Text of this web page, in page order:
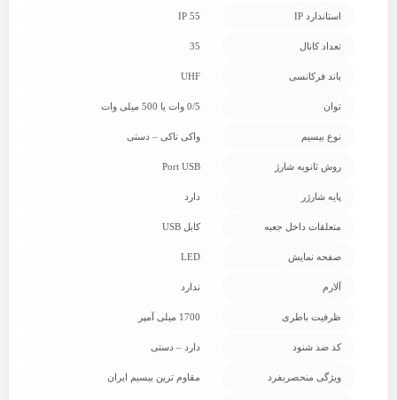
استاندارد IP IP 55
تعداد کانال 35
باند فرکانسی UHF
توان 0/5 وات یا 500 میلی وات
نوع بیسیم واکی تاکی – دستی
روش ثانویه شارژ Port USB
پایه شارژر دارد
متعلقات داخل جعبه کابل USB
صفحه نمایش LED
آلارم ندارد
ظرفیت باطری 1700 میلی آمپر
کد ضد شنود دارد – دستی
ویژگی منحصربفرد مقاوم ترین بیسیم ایران